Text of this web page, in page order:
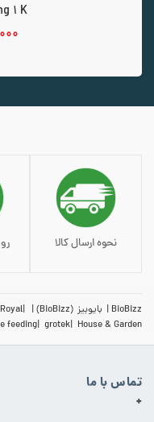
1 K
نحوه ارسال کالا
BioBizz بایوبیز (BioBizz)
feeding grotek House & Garden
تماس با ما
+